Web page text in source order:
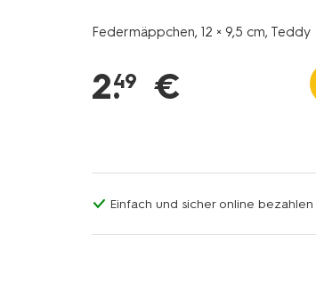
Federmäppchen, 12 × 9,5 cm, Teddy
2.
49 €
Einfach und sicher online bezahlen